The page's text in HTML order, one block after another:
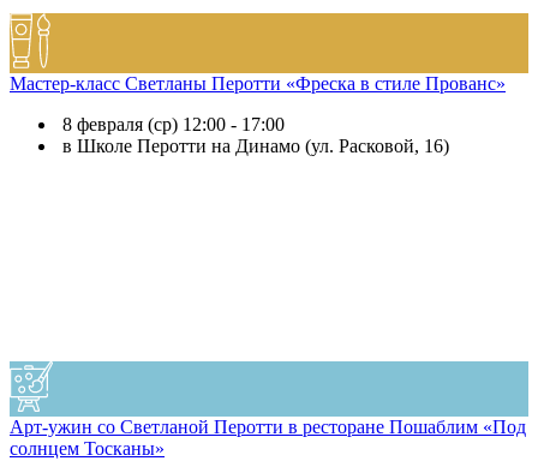
Мастер-класс Светланы Перотти «Фреска в стиле Прованс»
8 февраля (ср) 12:00 - 17:00
в Школе Перотти на Динамо (ул. Расковой, 16)
Арт-ужин со Светланой Перотти в ресторане Пошаблим «Под
солнцем Тосканы»